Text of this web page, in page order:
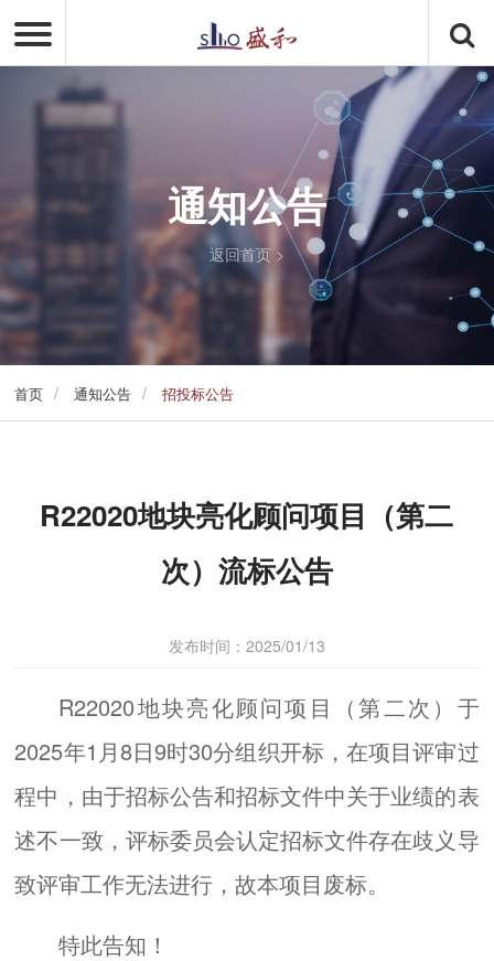
通知公告
返回首页 >
首页 / 通知公告 / 招投标公告
R22020地块亮化顾问项目（第二
次）流标公告
发布时间：2025/01/13
R22020地块亮化顾问项目（第二次）于
2025年1月8日9时30分组织开标，在项目评审过
程中，由于招标公告和招标文件中关于业绩的表
述不一致，评标委员会认定招标文件存在歧义导
致评审工作无法进行，故本项目废标。
特此告知！